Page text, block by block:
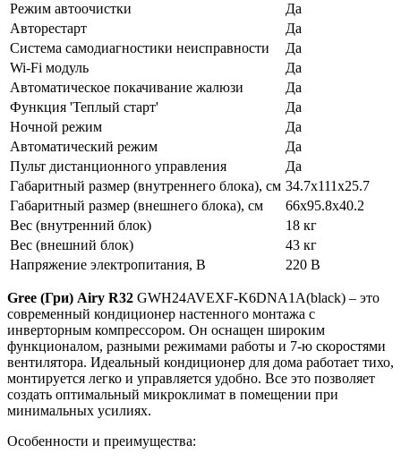
Режим автоочистки
Да
Авторестарт
Да
Система самодиагностики неисправности
Да
Wi-Fi модуль
Да
Автоматическое покачивание жалюзи
Да
Функция 'Теплый старт'
Да
Ночной режим
Да
Автоматический режим
Да
Пульт дистанционного управления
Да
Габаритный размер (внутреннего блока), см 34.7x111x25.7
Габаритный размер (внешнего блока), см
66x95.8x40.2
Вес (внутренний блок)
18 кг
Вес (внешний блок)
43 кг
Напряжение электропитания, В
220 В
Gree (Гри) Airy R32 GWH24AVEXF-K6DNA1A(black) – это
современный кондиционер настенного монтажа с
инверторным компрессором. Он оснащен широким
функционалом, разными режимами работы и 7-ю скоростями
вентилятора. Идеальный кондиционер для дома работает тихо,
монтируется легко и управляется удобно. Все это позволяет
создать оптимальный микроклимат в помещении при
минимальных усилиях.
Особенности и преимущества: